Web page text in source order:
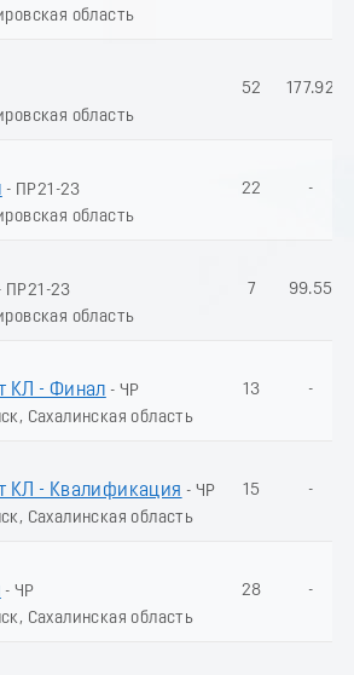
область
область
52 177.92
- ПР21-23
область
22 -
ПР21-23
область
7 99.55
КЛ - Финал - ЧР
Сахалинская область
13 -
КЛ - Квалификация - ЧР
Сахалинская область
15 -
- ЧР
Сахалинская область
28 -